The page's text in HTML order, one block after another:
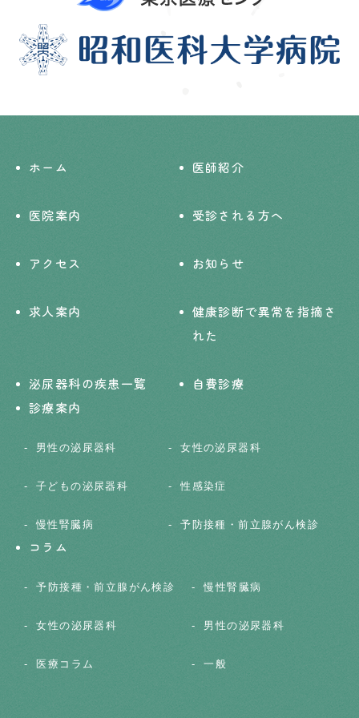
ホーム 医師紹介
医院案内 受診される方へ
アクセス お知らせ
求人案内
健康診断で異常を指摘さ
れた
泌尿器科の疾患一覧
自費診療
診療案内
男性の泌尿器科 女性の泌尿器科
子どもの泌尿器科 性感染症
慢性腎臓病 予防接種・前立腺がん検診
コラム
予防接種・前立腺がん検診 慢性腎臓病
女性の泌尿器科 男性の泌尿器科
医療コラム 一般